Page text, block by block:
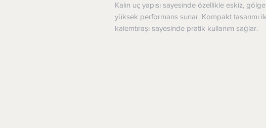
Kalın uç yapısı sayesinde özellikle eskiz,
yüksek performans sunar. Kompakt tasarımı
kalemtıraşı sayesinde pratik kullanım sağlar.